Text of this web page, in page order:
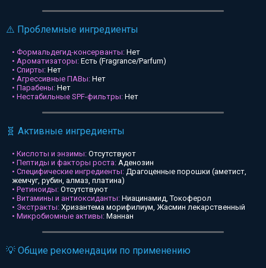
⚠️ Проблемные ингредиенты
• Формальдегид-консерванты: Нет
• Ароматизаторы: Есть (Fragrance/Parfum)
• Спирты: Нет
• Агрессивные ПАВы: Нет
• Парабены: Нет
• Нестабильные SPF-фильтры: Нет
🧬 Активные ингредиенты
• Кислоты и энзимы: Отсутствуют
• Пептиды и факторы роста: Аденозин
• Специфические ингредиенты: Драгоценные порошки (аметист,
жемчуг, рубин, алмаз, платина)
• Ретиноиды: Отсутствуют
• Витамины и антиоксиданты: Ниацинамид, Токоферол
• Экстракты: Хризантема морифилиум, Жасмин лекарственный
• Микробиомные активы: Маннан
💡 Общие рекомендации по применению